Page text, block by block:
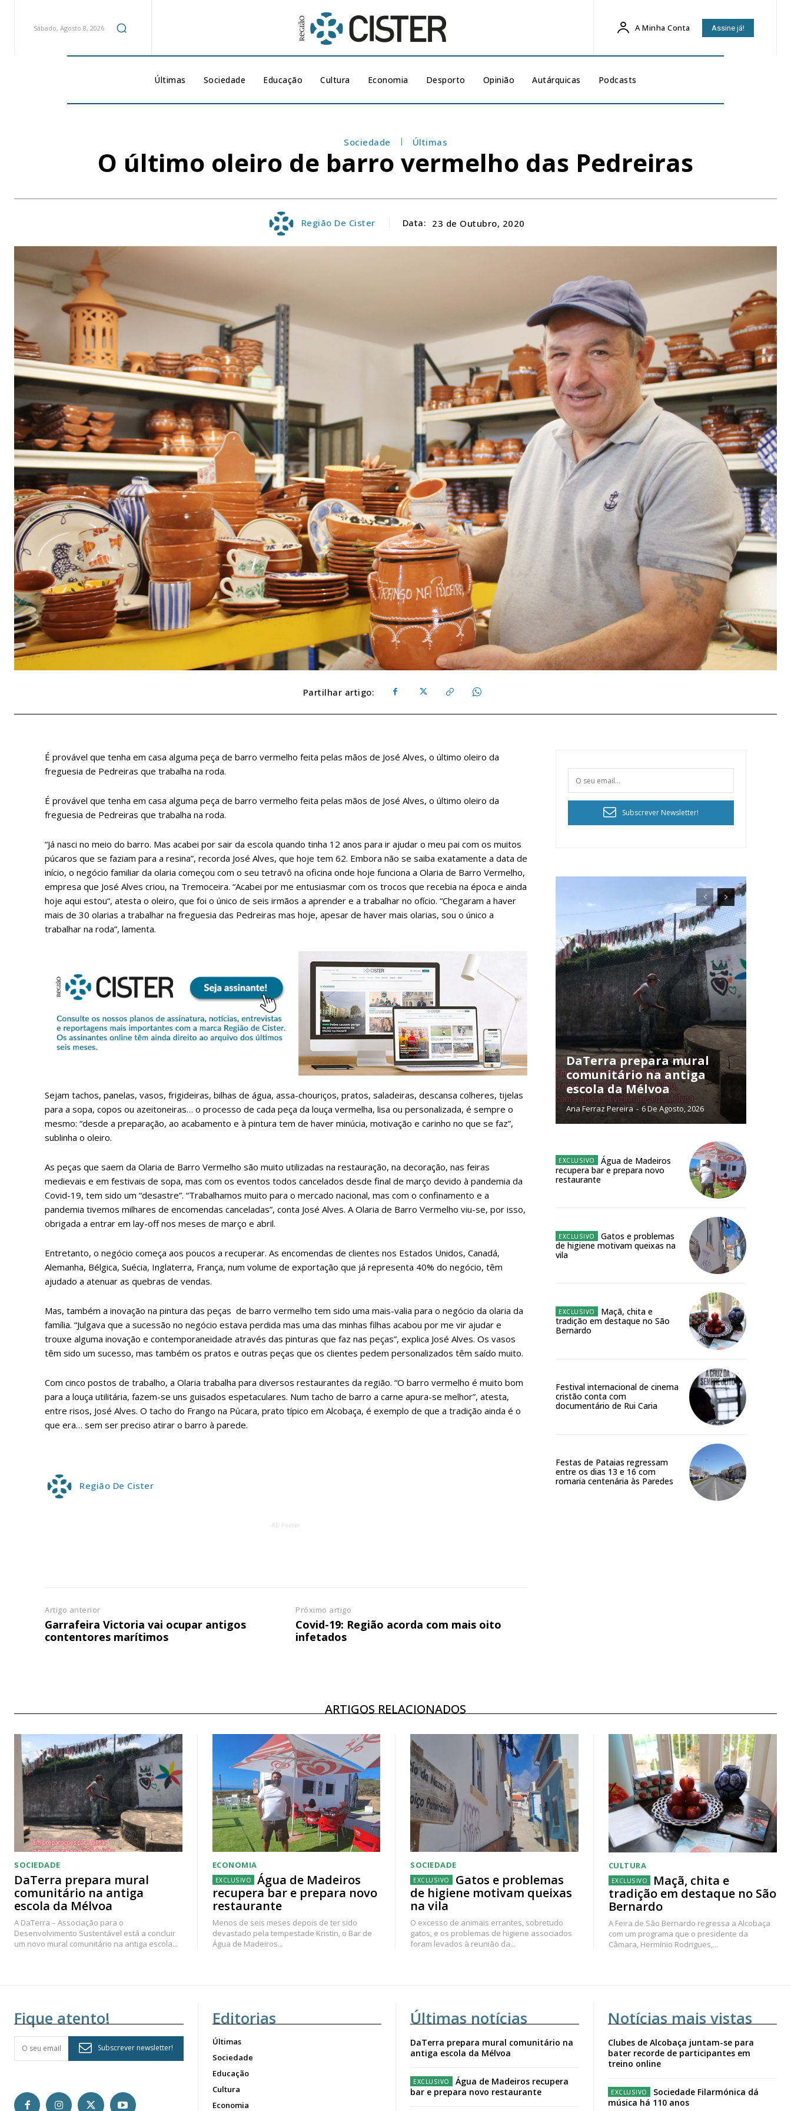
Planos de Assinatura
Faça-se assinante do Região de Cister e ajude-nos a manter este serviço público!
Sendo assinante terá acesso a todos os conteúdos exclusivos e versões digitais.
Escolha o plano de assinatura desejado:
ASSINATURA
32€
12 meses
Edição em papel entregue à Quinta-feira
Acesso ao conteúdo online
Acesso aos conteúdos Exclusivos para
assinantes
Escolha o plano
ASSINATURA
Acesso aos conteúdos Exclusivos para
assinantes
Ofertas para assinatura anual
Escolha o plano
Sábado, Agosto 8, 2026 A Minha Conta Assine já!
Últimas Sociedade Educação Cultura Economia Desporto Opinião Autárquicas Podcasts
Sociedade Últimas
O último oleiro de barro vermelho das Pedreiras
Região De Cister Data: 23 de Outubro, 2020
Partilhar artigo:
É provável que tenha em casa alguma peça de barro vermelho feita pelas mãos de José Alves, o último oleiro da
freguesia de Pedreiras que trabalha na roda.
É provável que tenha em casa alguma peça de barro vermelho feita pelas mãos de José Alves, o último oleiro da
freguesia de Pedreiras que trabalha na roda.
“Já nasci no meio do barro. Mas acabei por sair da escola quando tinha 12 anos para ir ajudar o meu pai com os muitos
púcaros que se faziam para a resina”, recorda José Alves, que hoje tem 62. Embora não se saiba exatamente a data de
início, o negócio familiar da olaria começou com o seu tetravô na oficina onde hoje funciona a Olaria de Barro Vermelho,
empresa que José Alves criou, na Tremoceira. “Acabei por me entusiasmar com os trocos que recebia na época e ainda
hoje aqui estou“, atesta o oleiro, que foi o único de seis irmãos a aprender e a trabalhar no ofício. “Chegaram a haver
mais de 30 olarias a trabalhar na freguesia das Pedreiras mas hoje, apesar de haver mais olarias, sou o único a
trabalhar na roda”, lamenta.
Sejam tachos, panelas, vasos, frigideiras, bilhas de água, assa-chouriços, pratos, saladeiras, descansa colheres, tijelas
para a sopa, copos ou azeitoneiras… o processo de cada peça da louça vermelha, lisa ou personalizada, é sempre o
mesmo: “desde a preparação, ao acabamento e à pintura tem de haver minúcia, motivação e carinho no que se faz”,
sublinha o oleiro.
As peças que saem da Olaria de Barro Vermelho são muito utilizadas na restauração, na decoração, nas feiras
medievais e em festivais de sopa, mas com os eventos todos cancelados desde final de março devido à pandemia da
Covid-19, tem sido um “desastre”. “Trabalhamos muito para o mercado nacional, mas com o confinamento e a
pandemia tivemos milhares de encomendas canceladas”, conta José Alves. A Olaria de Barro Vermelho viu-se, por isso,
obrigada a entrar em lay-off nos meses de março e abril.
Entretanto, o negócio começa aos poucos a recuperar. As encomendas de clientes nos Estados Unidos, Canadá,
Alemanha, Bélgica, Suécia, Inglaterra, França, num volume de exportação que já representa 40% do negócio, têm
ajudado a atenuar as quebras de vendas.
Mas, também a inovação na pintura das peças de barro vermelho tem sido uma mais-valia para o negócio da olaria da
família. “Julgava que a sucessão no negócio estava perdida mas uma das minhas filhas acabou por me vir ajudar e
trouxe alguma inovação e contemporaneidade através das pinturas que faz nas peças”, explica José Alves. Os vasos
têm sido um sucesso, mas também os pratos e outras peças que os clientes pedem personalizados têm saído muito.
Com cinco postos de trabalho, a Olaria trabalha para diversos restaurantes da região. “O barro vermelho é muito bom
para a louça utilitária, fazem-se uns guisados espetaculares. Num tacho de barro a carne apura-se melhor”, atesta,
entre risos, José Alves. O tacho do Frango na Púcara, prato típico em Alcobaça, é exemplo de que a tradição ainda é o
que era… sem ser preciso atirar o barro à parede.
Região De Cister
AD Footer
Artigo anterior
Garrafeira Victoria vai ocupar antigos
contentores marítimos
Próximo artigo
Covid-19: Região acorda com mais oito
infetados
Subscrever Newsletter!
DaTerra prepara mural
comunitário na antiga
escola da Mélvoa
Ana Ferraz Pereira - 6 De Agosto, 2026
Água de Madeiros
recupera bar e prepara novo
restaurante
Gatos e problemas
de higiene motivam queixas na
vila
Maçã, chita e
tradição em destaque no São
Bernardo
Festival internacional de cinema
cristão conta com
documentário de Rui Caria
Festas de Pataias regressam
entre os dias 13 e 16 com
romaria centenária às Paredes
ARTIGOS RELACIONADOS
SOCIEDADE
DaTerra prepara mural
comunitário na antiga
escola da Mélvoa
A DaTerra – Associação para o
Desenvolvimento Sustentável está a concluir
um novo mural comunitário na antiga escola...
ECONOMIA
Água de Madeiros
recupera bar e prepara novo
restaurante
Menos de seis meses depois de ter sido
devastado pela tempestade Kristin, o Bar de
Água de Madeiros...
SOCIEDADE
Gatos e problemas
de higiene motivam queixas
na vila
O excesso de animais errantes, sobretudo
gatos, e os problemas de higiene associados
foram levados à reunião da...
CULTURA
Maçã, chita e
tradição em destaque no São
Bernardo
A Feira de São Bernardo regressa a Alcobaça
com um programa que o presidente da
Câmara, Hermínio Rodrigues,...
Fique atento!
Subscrever newsletter!
Editorias
Últimas
Sociedade
Educação
Cultura
Economia
Últimas notícias
DaTerra prepara mural comunitário na
antiga escola da Mélvoa
Água de Madeiros recupera
bar e prepara novo restaurante
Notícias mais vistas
Clubes de Alcobaça juntam-se para
bater recorde de participantes em
treino online
Sociedade Filarmónica dá
música há 110 anos